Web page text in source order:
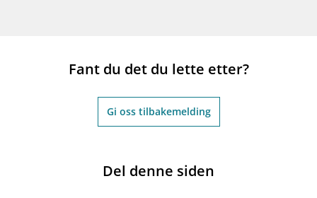
Fant du det du lette etter?
Gi oss tilbakemelding
Del denne siden